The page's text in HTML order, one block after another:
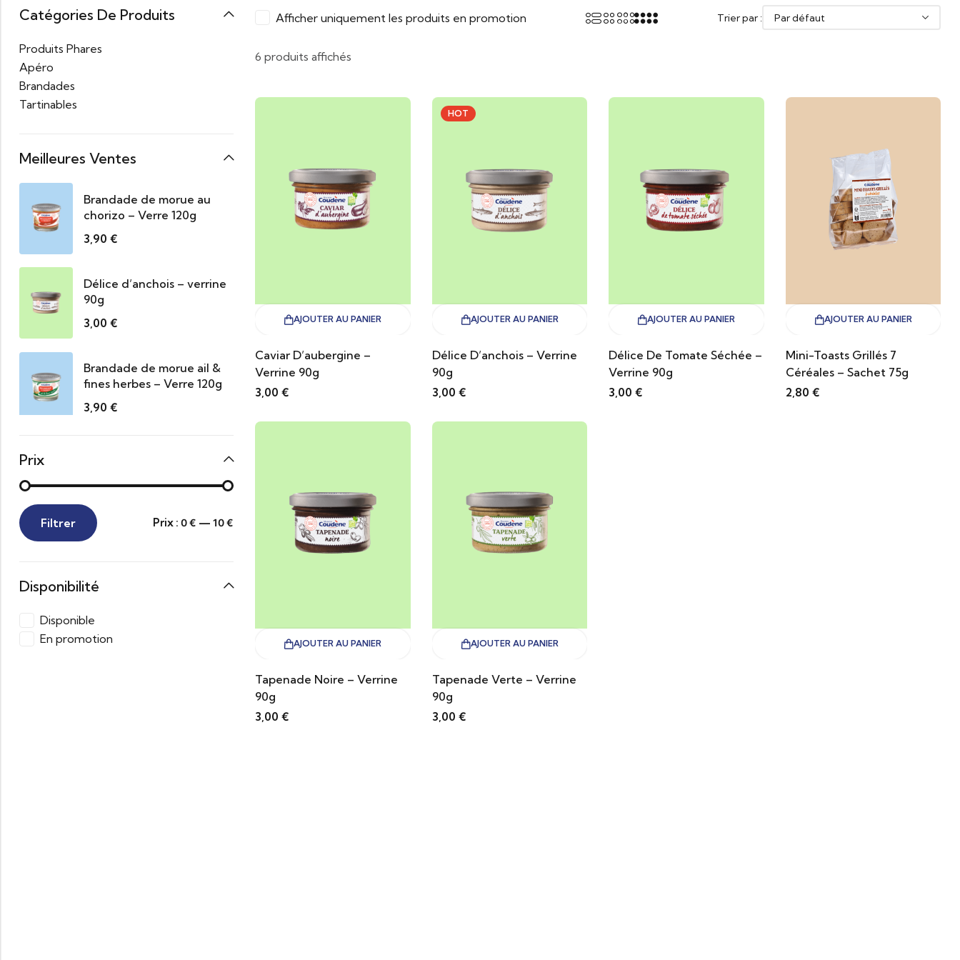
Afficher uniquement les produits en promotion Trier par :
6 produits affichés
AJOUTER AU PANIER
Caviar D’aubergine –
Verrine 90g
3,00 €
HOT
AJOUTER AU PANIER
Délice D’anchois – Verrine
90g
3,00 €
AJOUTER AU PANIER
Délice De Tomate Séchée –
Verrine 90g
3,00 €
AJOUTER AU PANIER
Mini-Toasts Grillés 7
Céréales – Sachet 75g
2,80 €
AJOUTER AU PANIER
Tapenade Noire – Verrine
90g
3,00 €
AJOUTER AU PANIER
Tapenade Verte – Verrine
90g
3,00 €
Catégories De Produits
Produits Phares
Apéro
Brandades
Tartinables
Meilleures Ventes
Brandade de morue au
chorizo – Verre 120g
3,90 €
Délice d’anchois – verrine
90g
3,00 €
Brandade de morue ail &
fines herbes – Verre 120g
3,90 €
Prix
Filtrer Prix : 0 € — 10 €
Disponibilité
Disponible
En promotion